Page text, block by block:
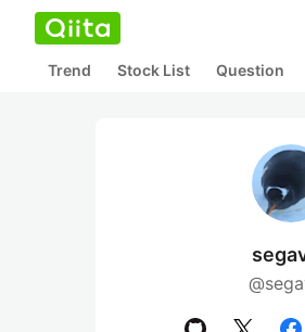
Trend Stock List Question